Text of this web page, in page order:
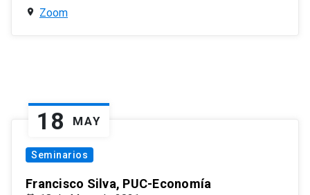
Zoom
18 MAY
Seminarios
Francisco Silva, PUC-Economía